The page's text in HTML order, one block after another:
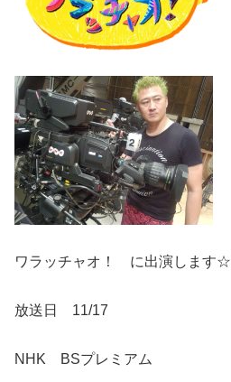
ワラッチャオ！ に出演します☆
放送日 11/17
NHK BSプレミアム